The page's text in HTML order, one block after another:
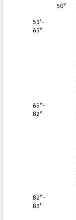
50v
51r–
65v
65v–
82v
82v–
85r